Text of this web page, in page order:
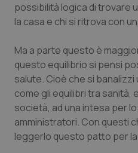
possibilità logica di trovare
la casa e chi si ritrova con
Ma a parte questo è
questo equilibrio si pensi
salute. Cioè che si
come gli equilibri tra sanità,
società, ad una intesa per
amministratori. Con questi
leggerlo questo patto per